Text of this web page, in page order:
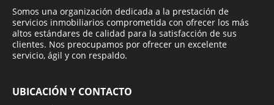
Somos una organización dedicada a la prestación de
servicios inmobiliarios comprometida con ofrecer los más
altos estándares de calidad para la satisfacción de sus
clientes. Nos preocupamos por ofrecer un excelente
servicio, ágil y con respaldo.
UBICACIÓN Y CONTACTO